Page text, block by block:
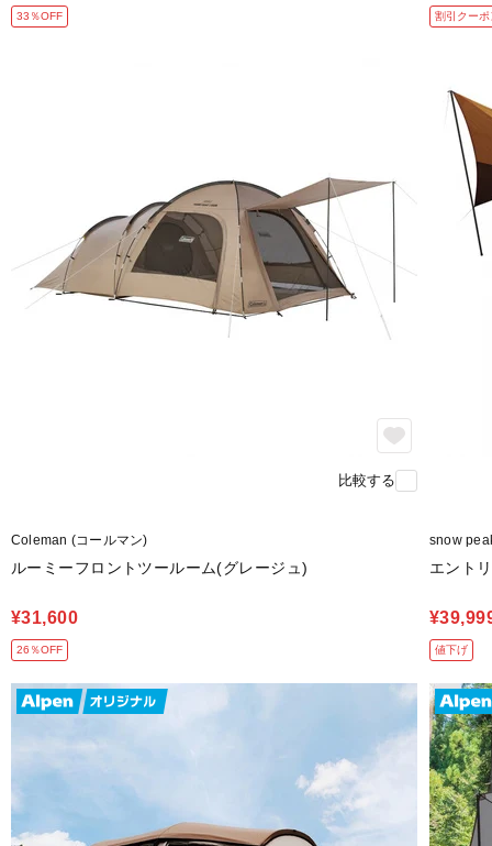
33％OFF 割引クーポ
比較する
Coleman (コールマン)
ルーミーフロントツールーム(グレージュ)
¥31,600
26％OFF
snow
エント
値下げ